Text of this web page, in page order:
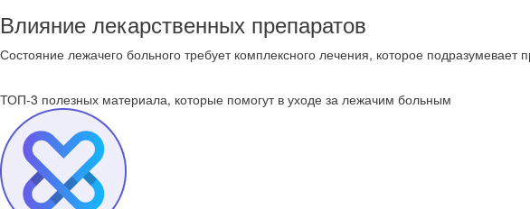
Влияние лекарственных препаратов
Состояние лежачего больного требует комплексного лечения, которое
ТОП-3 полезных материала, которые помогут в уходе за лежачим больным